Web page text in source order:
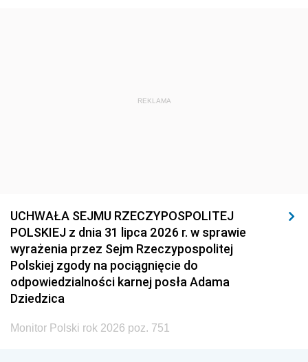
REKLAMA
UCHWAŁA SEJMU RZECZYPOSPOLITEJ
POLSKIEJ z dnia 31 lipca 2026 r. w sprawie
wyrażenia przez Sejm Rzeczypospolitej
Polskiej zgody na pociągnięcie do
odpowiedzialności karnej posła Adama
Dziedzica
Monitor Polski rok 2026 poz. 751